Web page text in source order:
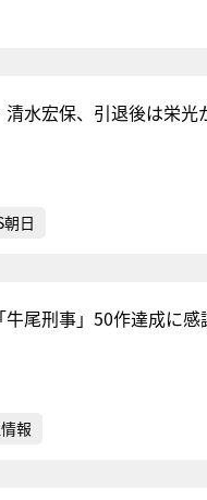
清水宏保、引退後は栄
朝日
牛尾刑事」50作達成に
報